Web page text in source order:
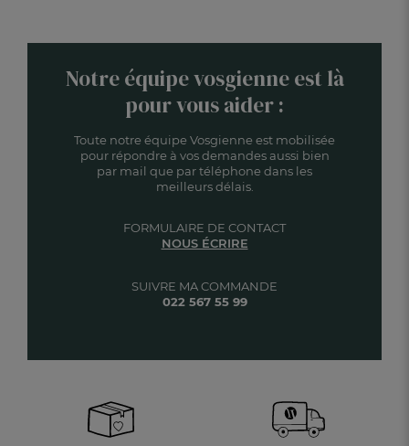
Notre équipe vosgienne est là
pour vous aider :
Toute notre équipe Vosgienne est mobilisée
pour répondre à vos demandes aussi bien
par mail que par téléphone dans les
meilleurs délais.
SUIVRE MA COMMANDE
022 567 55 99
FORMULAIRE DE CONTACT
NOUS ÉCRIRE